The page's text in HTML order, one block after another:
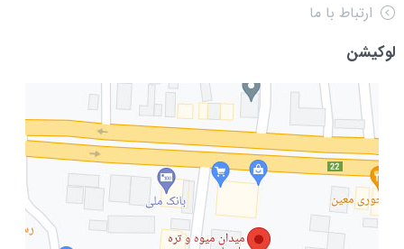
ارتباط با ما
لوکیشن